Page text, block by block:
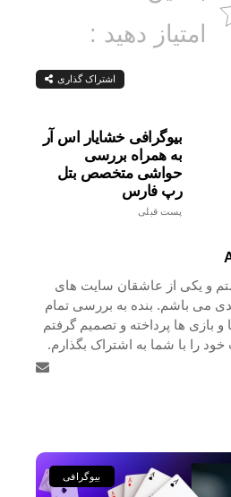
امتیاز دهید :
اشتراک گذاری
بیوگرافی خشایار اس آر
به همراه بررسی
حواشی متخصص بتل
رپ فارس
پست قبلی
و یکی از عاشقان سایت های
می باشم. بنده به بررسی تمام
بازی ها پرداخته و تصمیم گرفتم
خود را با شما به اشتراک بگذارم.
بیوگرافی